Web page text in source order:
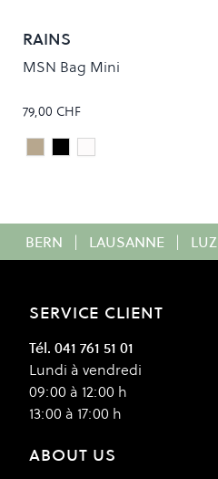
RAINS
MSN Bag Mini
79,00 CHF
Colour
BeigeBlackDAZE
BERN | LAUSANNE |
SERVICE CLIENT
Tél. 041 761 51 01
Lundi à vendredi
09:00 à 12:00 h
13:00 à 17:00 h
ABOUT US